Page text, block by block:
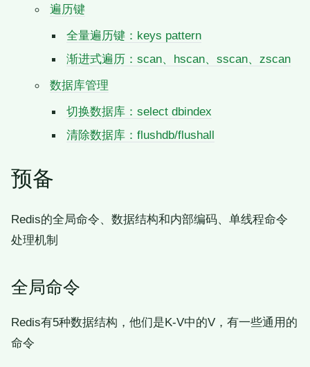
遍历键
全量遍历键：keys pattern
渐进式遍历：scan、hscan、sscan、zscan
数据库管理
切换数据库：select dbindex
清除数据库：flushdb/flushall
预备
Redis的全局命令、数据结构和内部编码、单线程命令
处理机制
全局命令
Redis有5种数据结构，他们是K-V中的V，有一些通用的
命令